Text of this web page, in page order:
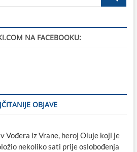
NA FACEBOOKU:
OBJAVE
Vođera iz Vrane, heroj Oluje koji je
nekoliko sati prije oslobođenja